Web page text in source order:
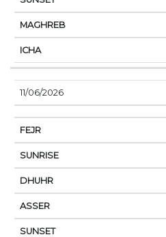
11/06/2026